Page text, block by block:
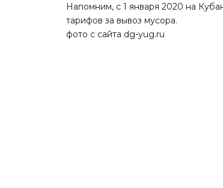
Напомним, с 1 января 2020 на
тарифов за вывоз мусора.
фото с сайта dg-yug.ru